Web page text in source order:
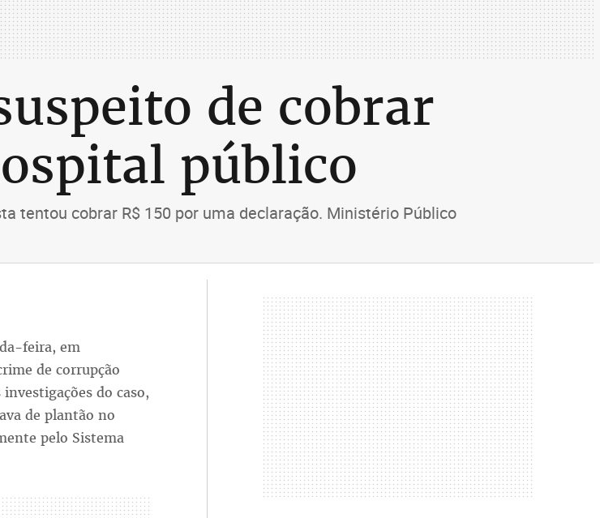
de cobrar
público
tentou cobrar R$ 150 por uma declaração. Ministério Público
feira, em
de corrupção
do caso,
de plantão no
pelo Sistema